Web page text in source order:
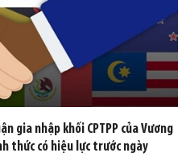
gia nhập khối CPTPP của Vương
thức có hiệu lực trước ngày